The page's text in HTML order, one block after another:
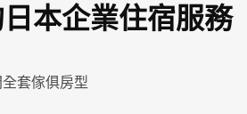
本企業住宿服務
套傢俱房型